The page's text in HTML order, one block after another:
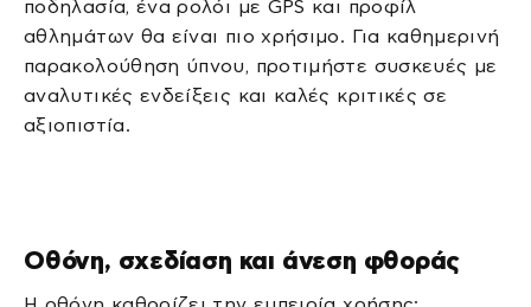
ποδηλασία, ένα ρολόι με GPS και προφίλ
αθλημάτων θα είναι πιο χρήσιμο. Για καθημερινή
παρακολούθηση ύπνου, προτιμήστε συσκευές με
αναλυτικές ενδείξεις και καλές κριτικές σε
αξιοπιστία.
Οθόνη, σχεδίαση και άνεση φθοράς